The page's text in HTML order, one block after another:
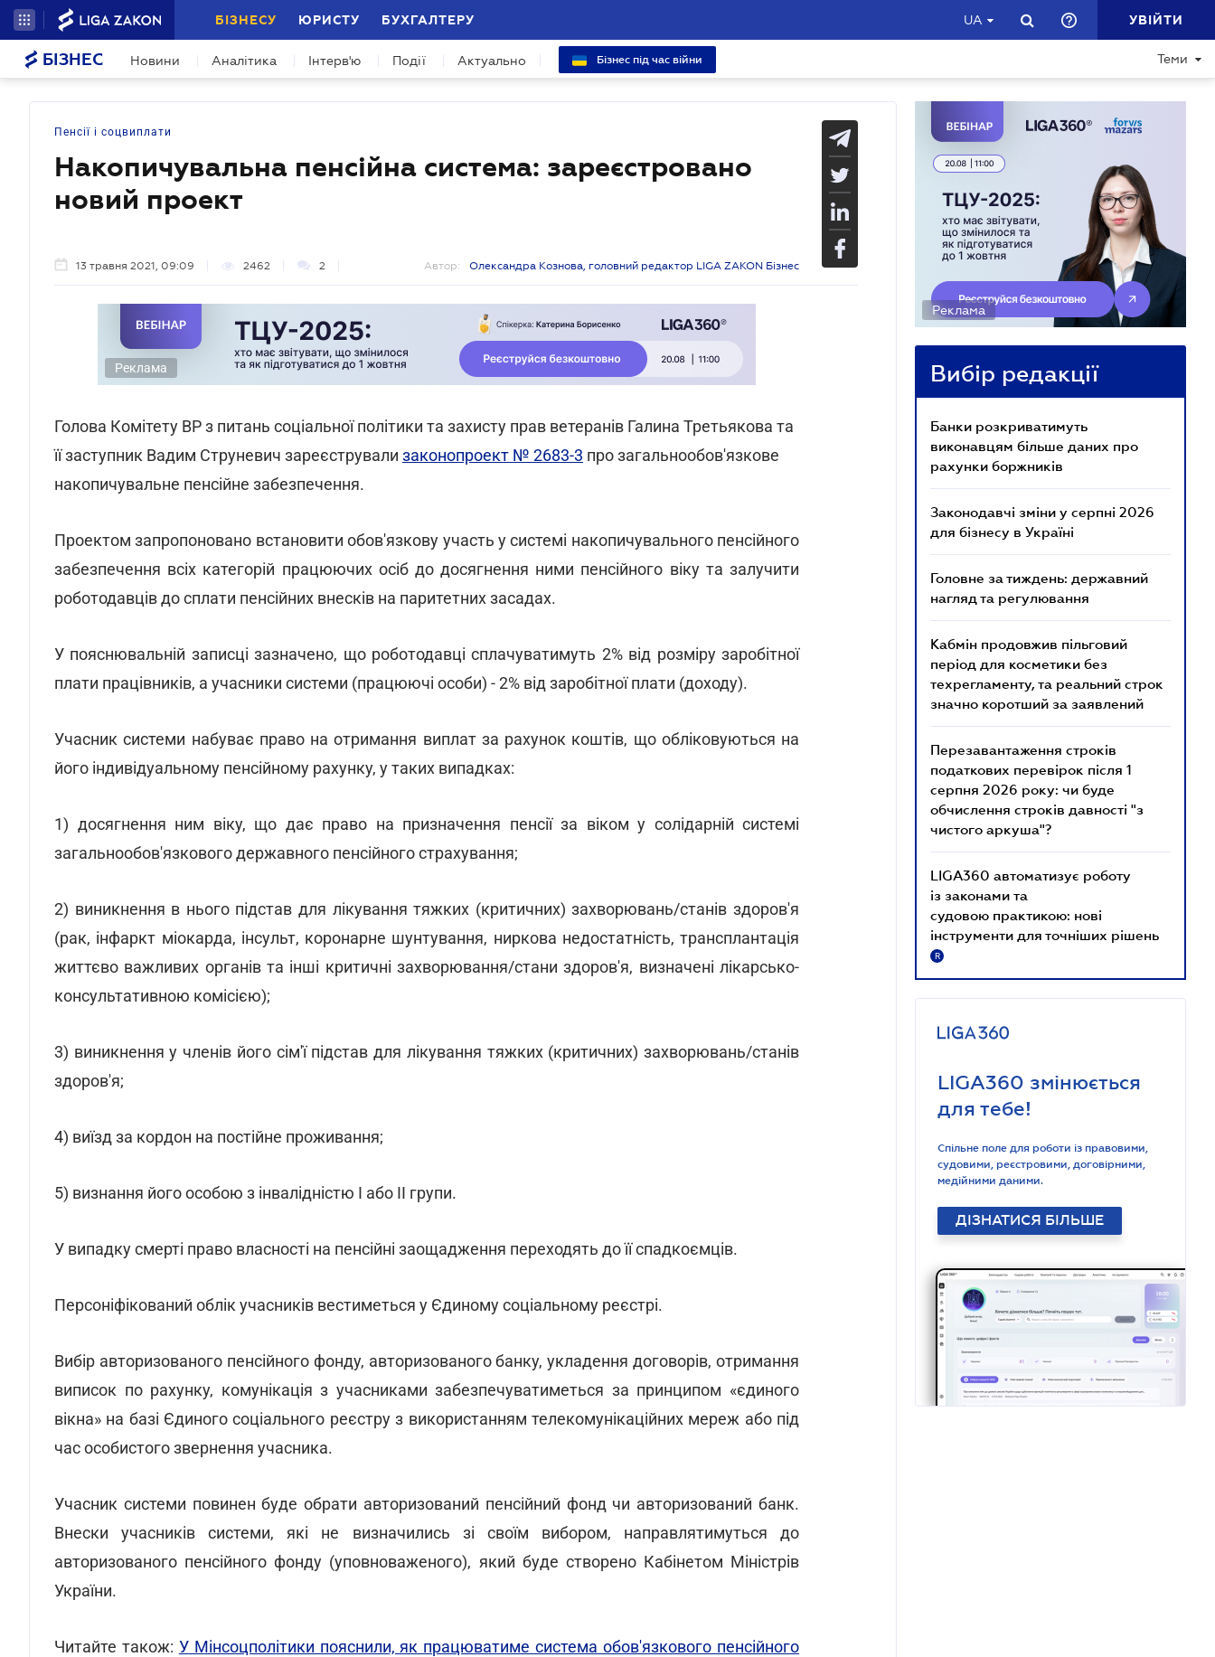
БІЗНЕСУ ЮРИСТУ БУХГАЛТЕРУ UA УВІЙТИ
БІЗНЕС Новини Аналітика Інтерв'ю Події Актуально Бізнес під час війни Теми
Пенсії і соцвиплати
Накопичувальна пенсійна система: зареєстровано
новий проект
13 травня 2021, 09:09 2462 2 Автор: Олександра Кознова, головний редактор LIGA ZAKON Бізнес
Реклама
Голова Комітету ВР з питань соціальної політики та захисту прав ветеранів Галина Третьякова та
її заступник Вадим Струневич зареєстрували законопроект № 2683-3 про загальнообов'язкове
накопичувальне пенсійне забезпечення.
Проектом запропоновано встановити обов'язкову участь у системі накопичувального пенсійного
забезпечення всіх категорій працюючих осіб до досягнення ними пенсійного віку та залучити
роботодавців до сплати пенсійних внесків на паритетних засадах.
У пояснювальній записці зазначено, що роботодавці сплачуватимуть 2% від розміру заробітної
плати працівників, а учасники системи (працюючі особи) - 2% від заробітної плати (доходу).
Учасник системи набуває право на отримання виплат за рахунок коштів, що обліковуються на
його індивідуальному пенсійному рахунку, у таких випадках:
1) досягнення ним віку, що дає право на призначення пенсії за віком у солідарній системі
загальнообов'язкового державного пенсійного страхування;
2) виникнення в нього підстав для лікування тяжких (критичних) захворювань/станів здоров'я
(рак, інфаркт міокарда, інсульт, коронарне шунтування, ниркова недостатність, трансплантація
життєво важливих органів та інші критичні захворювання/стани здоров'я, визначені лікарсько-
консультативною комісією);
3) виникнення у членів його сім'ї підстав для лікування тяжких (критичних) захворювань/станів
здоров'я;
4) виїзд за кордон на постійне проживання;
5) визнання його особою з інвалідністю І або ІІ групи.
У випадку смерті право власності на пенсійні заощадження переходять до її спадкоємців.
Персоніфікований облік учасників вестиметься у Єдиному соціальному реєстрі.
Вибір авторизованого пенсійного фонду, авторизованого банку, укладення договорів, отримання
виписок по рахунку, комунікація з учасниками забезпечуватиметься за принципом «єдиного
вікна» на базі Єдиного соціального реєстру з використанням телекомунікаційних мереж або під
час особистого звернення учасника.
Учасник системи повинен буде обрати авторизований пенсійний фонд чи авторизований банк.
Внески учасників системи, які не визначились зі своїм вибором, направлятимуться до
авторизованого пенсійного фонду (уповноваженого), який буде створено Кабінетом Міністрів
України.
Читайте також: У Мінсоцполітики пояснили, як працюватиме система обов'язкового пенсійного
Реклама
Вибір редакції
Банки розкриватимуть
виконавцям більше даних про
рахунки боржників
Законодавчі зміни у серпні 2026
для бізнесу в Україні
Головне за тиждень: державний
нагляд та регулювання
Кабмін продовжив пільговий
період для косметики без
техрегламенту, та реальний строк
значно коротший за заявлений
Перезавантаження строків
податкових перевірок після 1
серпня 2026 року: чи буде
обчислення строків давності "з
чистого аркуша"?
LIGA360 автоматизує роботу
із законами та
судовою практикою: нові
інструменти для точніших рішень
R
LIGA360 змінюється
для тебе!
Спільне поле для роботи із правовими,
судовими, реєстровими, договірними,
медійними даними.
ДІЗНАТИСЯ БІЛЬШЕ